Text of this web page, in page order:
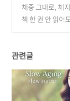
체중 그대로, 체
책 한 권 안 읽어
관련글